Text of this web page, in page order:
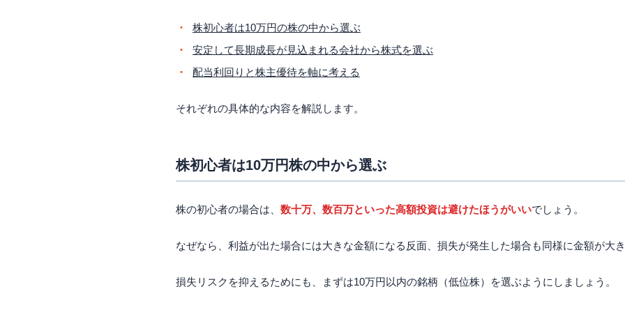
PILLAR（6490）
伊藤忠商事（8001）
株初心者が押さえておきたい個別銘柄選びの3つのコツ
業種と業績を確認して、今後伸びそうな割安銘柄を見つけよう
毎月3万円の配当がもらえる投資金額の目安
毎月5万円の配当がもらえる投資金額の目安
注意点①テクニカルな分析・デイトレは少し経ってから
注意点④長期保有と決めたら株価の毎日確認は避ける
株初心者は10万円の株の中から選ぶ
安定して長期成長が見込まれる会社から株式を選ぶ
配当利回りと株主優待を軸に考える
それぞれの具体的な内容を解説します。
株初心者は10万円株の中から選ぶ
株の初心者の場合は、 数十万、数百万といった高額投資は避けたほうがいいでしょう。
なぜなら、利益が出た場合には大きな金額になる反面、損失が発生した場合も同様に金額が大
損失リスクを抑えるためにも、まずは10万円以内の銘柄（低位株）を選ぶようにしましょう。